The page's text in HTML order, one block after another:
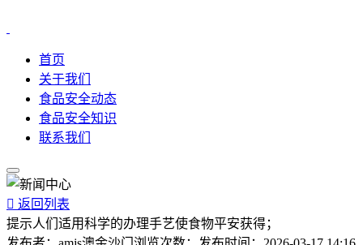
首页
关于我们
食品安全动态
食品安全知识
联系我们
 返回列表
提示人们适用科学的办理手艺使食物平安获得；